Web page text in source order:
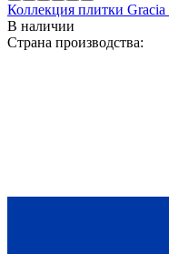
Коллекция плитки
В наличии
Страна производства: